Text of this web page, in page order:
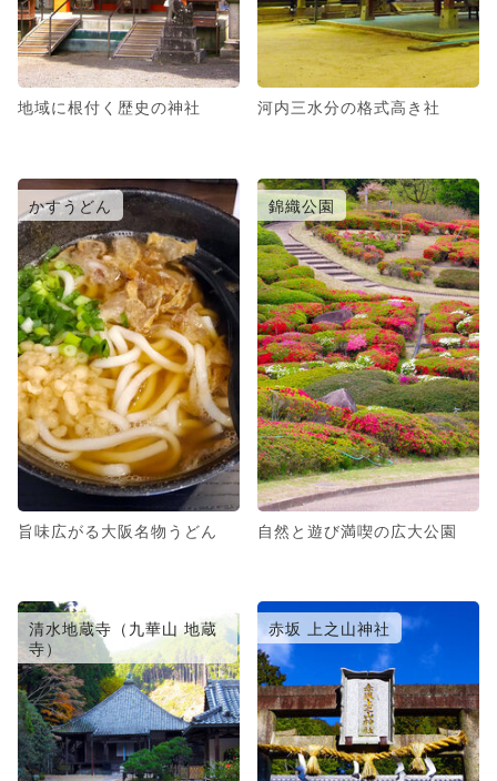
地域に根付く歴史の神社 河内三水分の格式高き社
かすうどん
旨味広がる大阪名物うどん
錦織公園
自然と遊び満喫の広大公園
清水地蔵寺（九華山 地蔵
寺）
赤坂 上之山神社